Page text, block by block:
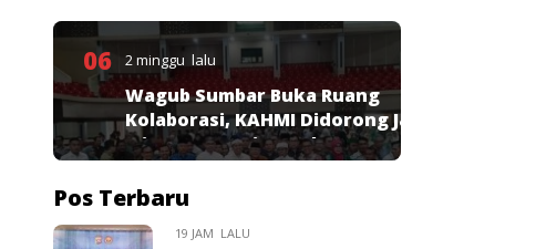
06 2 minggu lalu
Wagub Sumbar Buka Ruang
Kolaborasi, KAHMI Didorong Jadi
Mitra Strategis Pembangunan
Pos Terbaru
19 JAM LALU